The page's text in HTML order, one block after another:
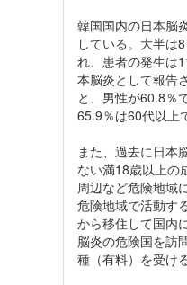
韓国国内の日本脳
している。大半は
れ、患者の発生は
本脳炎として報告
と、男性が60.8％
65.9％は60代以上
また、過去に日本
ない満18歳以上の
周辺など危険地域
危険地域で活動す
から移住して国内
脳炎の危険国を訪
種（有料）を受け